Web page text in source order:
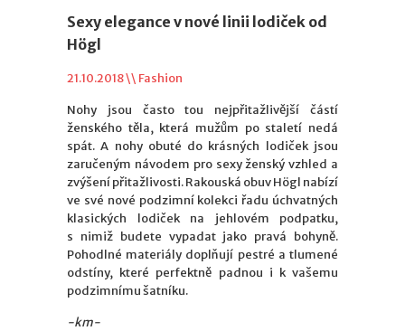
Sexy elegance v nové linii lodiček od
Högl
21.10.2018 \\ Fashion
Nohy jsou často tou nejpřitažlivější částí
ženského těla, která mužům po staletí nedá
spát. A nohy obuté do krásných lodiček jsou
zaručeným návodem pro sexy ženský vzhled a
zvýšení přitažlivosti. Rakouská obuv Högl nabízí
ve své nové podzimní kolekci řadu úchvatných
klasických lodiček na jehlovém podpatku,
s nimiž budete vypadat jako pravá bohyně.
Pohodlné materiály doplňují pestré a tlumené
odstíny, které perfektně padnou i k vašemu
podzimnímu šatníku.
-km-